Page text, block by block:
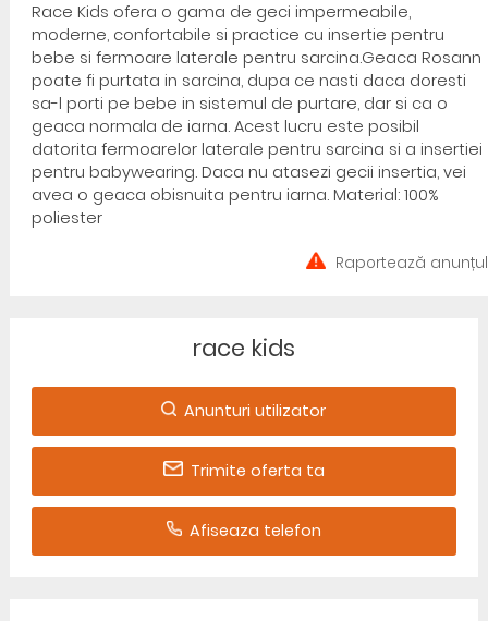
Race Kids ofera o gama de geci impermeabile,
moderne, confortabile si practice cu insertie pentru
bebe si fermoare laterale pentru sarcina.Geaca Rosann
poate fi purtata in sarcina, dupa ce nasti daca doresti
sa-l porti pe bebe in sistemul de purtare, dar si ca o
geaca normala de iarna. Acest lucru este posibil
datorita fermoarelor laterale pentru sarcina si a insertiei
pentru babywearing. Daca nu atasezi gecii insertia, vei
avea o geaca obisnuita pentru iarna. Material: 100%
poliester
Raportează anunțul
race kids
Anunturi utilizator
Trimite oferta ta
Afiseaza telefon